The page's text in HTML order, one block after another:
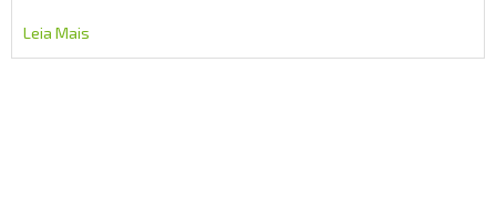
Leia Mais